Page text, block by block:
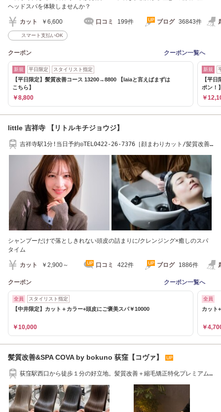
ヘッドスパを体験しませんか？
カット ￥6,600 口コミ 199件 ブログ 36843件
スマート支払いOK
クーポン クーポン一覧へ
新規 平日限定 スタイリスト指定
【平日限定】髪質改善コース 13200→8800 【laiaと言えばまずは
こちら】
￥8,800
新規
【平
ポン！
￥
little 吉祥寺 【リトルキチジョウジ】
吉祥寺駅1分!当日予約◎TEL0422-26-7376［顔まわりカット/髪質改善/
シャンプーだけで落としきれない頭皮の詰まりに/クレンジング×癒しのスパ
タイム
カット ￥2,900～ 口コミ 422件 ブログ 1886件
クーポン クーポン一覧へ
全員 スタイリスト指定
【中井限定】カット＋カラー+頭皮にご褒美スパ￥10000
￥10,000
全員
カット
￥
髪質改善&SPA COVA by bokuno 荻窪【コヴァ】
荻窪駅西口から徒歩１分の好立地。髪質改善＋縮毛矯正特化プレミアム